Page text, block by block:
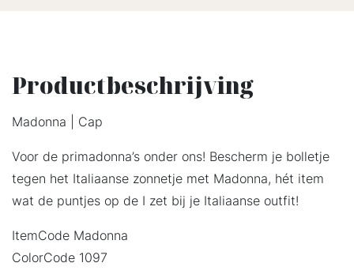
Productbeschrijving
Madonna | Cap
Voor de primadonna’s onder ons! Bescherm je bolletje
tegen het Italiaanse zonnetje met Madonna, hét item
wat de puntjes op de I zet bij je Italiaanse outfit!
ItemCode Madonna
ColorCode 1097